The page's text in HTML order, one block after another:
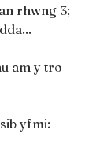
rhwng 3;
am y tro
yfmi: